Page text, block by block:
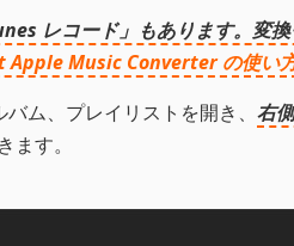
レコード」もあります。変
Apple Music Converter の使い
ム、プレイリストを開き、 右
す。